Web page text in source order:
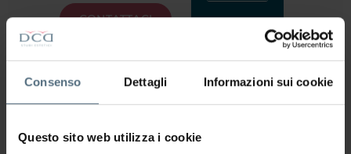
Consenso Dettagli Informazioni sui cookie
Questo sito web utilizza i cookie
CONTATTACI